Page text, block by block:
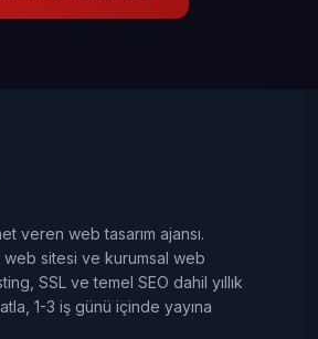
veren web tasarım ajansı.
web sitesi ve kurumsal web
SSL ve temel SEO dahil yıllık
1-3 iş günü içinde yayına